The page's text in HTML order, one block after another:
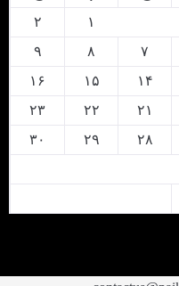
۱
۲
۷ ۸
۹
۱۴ ۱۵
۱۶
۲۱ ۲۲
۲۳
۲۸ ۲۹
۳۰